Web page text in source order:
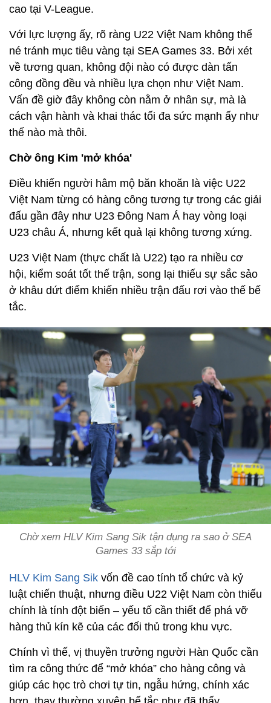
cao tại V-League.
Với lực lượng ấy, rõ ràng U22 Việt Nam không thể
né tránh mục tiêu vàng tại SEA Games 33. Bởi xét
về tương quan, không đội nào có được dàn tấn
công đồng đều và nhiều lựa chọn như Việt Nam.
Vấn đề giờ đây không còn nằm ở nhân sự, mà là
cách vận hành và khai thác tối đa sức mạnh ấy như
thế nào mà thôi.
Chờ ông Kim 'mở khóa'
Điều khiến người hâm mộ băn khoăn là việc U22
Việt Nam từng có hàng công tương tự trong các giải
đấu gần đây như U23 Đông Nam Á hay vòng loại
U23 châu Á, nhưng kết quả lại không tương xứng.
U23 Việt Nam (thực chất là U22) tạo ra nhiều cơ
hội, kiểm soát tốt thế trận, song lại thiếu sự sắc sảo
ở khâu dứt điểm khiến nhiều trận đấu rơi vào thế bế
tắc.
Chờ xem HLV Kim Sang Sik tận dụng ra sao ở SEA
Games 33 sắp tới
HLV Kim Sang Sik vốn đề cao tính tổ chức và kỷ
luật chiến thuật, nhưng điều U22 Việt Nam còn thiếu
chính là tính đột biến – yếu tố cần thiết để phá vỡ
hàng thủ kín kẽ của các đối thủ trong khu vực.
Chính vì thế, vị thuyền trưởng người Hàn Quốc cần
tìm ra công thức để “mở khóa” cho hàng công và
giúp các học trò chơi tự tin, ngẫu hứng, chính xác